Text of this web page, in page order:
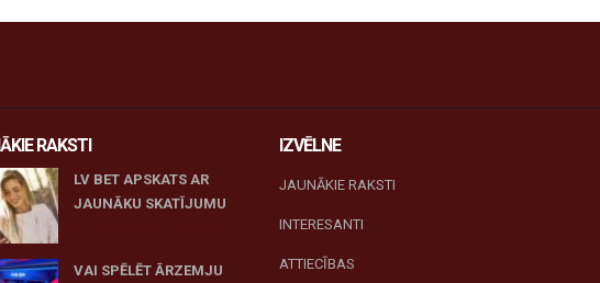
RAKSTI
LV BET APSKATS AR
JAUNĀKU SKATĪJUMU
VAI SPĒLĒT ĀRZEMJU
IZVĒLNE
JAUNĀKIE RAKSTI
INTERESANTI
ATTIECĪBAS